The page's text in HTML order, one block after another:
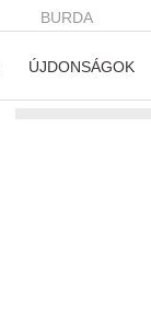
BURDA
ÚJDONSÁGOK